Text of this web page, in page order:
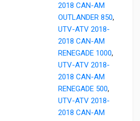
2018 CAN-AM
OUTLANDER 850,
UTV-ATV 2018-
2018 CAN-AM
RENEGADE 1000,
UTV-ATV 2018-
2018 CAN-AM
RENEGADE 500,
UTV-ATV 2018-
2018 CAN-AM